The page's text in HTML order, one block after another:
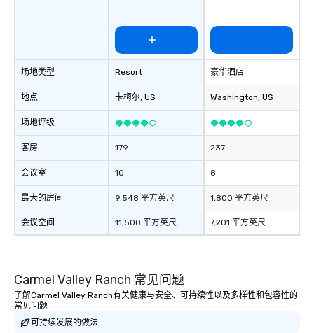
场地类型
地点
场地评级
客房
会议室
最大的房间
会议空间
Resort
卡梅尔, US
179
10
9,548 平方英尺
11,500 平方英尺
豪华酒店
Washington, US
237
8
1,800 平方英尺
7,201 平方英尺
Carmel Valley Ranch 常见问题
了解Carmel Valley Ranch有关健康与安全、可持续性以及多样性和包容性的
常见问题
可持续发展的做法